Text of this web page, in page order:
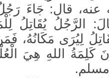
عنه، قال: جَاءَ
الرَّجُلُ يُقَاتِلُ
لِيُرَى مَكَانُهُ،
كَلِمَةُ اللهِ هِيَ